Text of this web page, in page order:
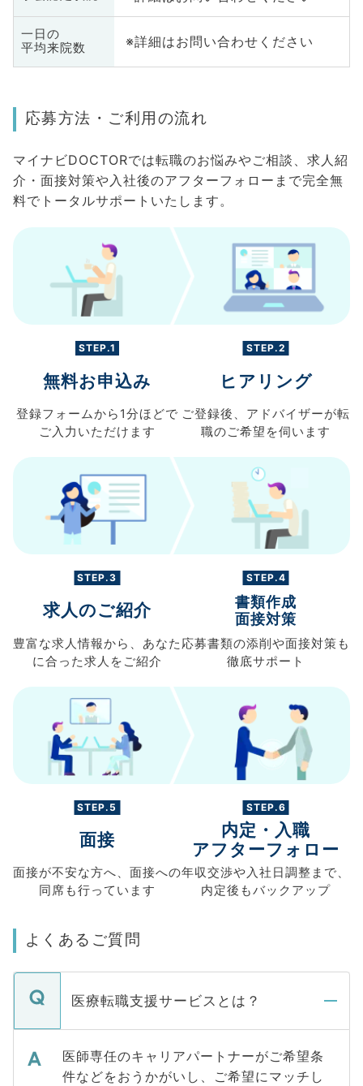
一日の
平均来院数
※詳細はお問い合わせください
応募方法・ご利用の流れ
マイナビDOCTORでは転職のお悩みやご相談、求人紹
介・面接対策や入社後のアフターフォローまで完全無
料でトータルサポートいたします。
STEP.1
無料お申込み
登録フォームから 1分ほどで
ご入力 いただけます
STEP.2
ヒアリング
ご登録後、 アドバイザーが転
職のご希望を伺います
STEP.3
求人のご紹介
豊富な求人情報から、 あなた
に合った求人を ご紹介
STEP.4
書類作成
面接対策
応募書類の添削や面接対策も
徹底サポート
STEP.5
面接
面接が不安な方へ、 面接への
同席も行っています
STEP.6
内定・入職
アフターフォロー
年収交渉や入社日調整まで、
内定後もバックアップ
よくあるご質問
医療転職支援サービスとは？
医師専任のキャリアパートナーがご希望条
件などをおうかがいし、ご希望にマッチし